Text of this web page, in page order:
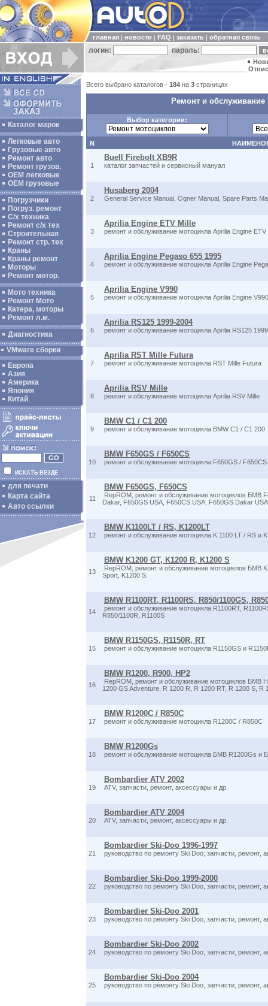
главная новости FAQ заказать обратная связь
логин: пароль:
Каталог марок
Легковые авто
Грузовые авто
Ремонт авто
Ремонт грузов.
ОЕМ легковые
OEM грузовые
Погрузчики
Погруз. ремонт
С/х техника
Ремонт с/х тех
Строительная
Ремонт стр. тех
Краны
Краны ремонт
Моторы
Ремонт мотор.
Мото техника
Ремонт Мото
Катера, моторы
Ремонт л.м.
Диагностика
VMware сборки
Европа
Азия
Америка
Япония
Китай
ИСКАТЬ ВЕЗДЕ
для печати
Карта сайта
Авто ссылки
Всего выбрано каталогов - 184 на 3 страницах
Ремонт и
Выбор категории:
N
1
Buell Firebolt XB9R
каталог запчастей и сервисный мануал
2
Husaberg 2004
General Service Manual, Oqner Manual, Spare Parts
3
Aprilia Engine ETV Mille
ремонт и обслуживание мотоцикла Aprilia Engine ETV
4
Aprilia Engine Pegaso 655 1995
ремонт и обслуживание мотоцикла Aprilia Engine
5
Aprilia Engine V990
ремонт и обслуживание мотоцикла Aprilia Engine V990
6
Aprilia RS125 1999-2004
ремонт и обслуживание мотоцикла Aprilia RS125
7
Aprilia RST Mille Futura
ремонт и обслуживание мотоцикла RST Mille Futura
8
Aprilia RSV Mille
ремонт и обслуживание мотоцикла Aprilia RSV Mille
9
BMW C1 / C1 200
ремонт и обслуживание мотоцикла BMW C1 / C1 200
10
BMW F650GS / F650CS
ремонт и обслуживание мотоцикла F650GS / F650CS
11
BMW F650GS, F650CS
RepROM, ремонт и обслуживание мотоциклов БМВ
Dakar, F650GS USA, F650CS USA, F650GS Dakar
12
BMW K1100LT / RS, K1200LT
ремонт и обслуживание мотоцикла K 1100 LT / RS и
13
BMW K1200 GT, K1200 R, K1200 S
RepROM, ремонт и обслуживание мотоциклов БМВ
Sport, K1200 S.
14
BMW R1100RT, R1100RS, R850/1100GS,
ремонт и обслуживание мотоцикла R1100RT,
R850/1100R, R1100S
15
BMW R1150GS, R1150R, RT
ремонт и обслуживание мотоцикла R1150GS и
16
BMW R1200, R900, HP2
RepROM, ремонт и обслуживание мотоциклов БМВ
1200 GS Adventure, R 1200 R, R 1200 RT, R 1200 S, R
17
BMW R1200C / R850C
ремонт и обслуживание мотоцикла R1200C / R850C
18
BMW R1200Gs
ремонт и обслуживание мотоцикла БМВ R1200Gs и
19
Bombardier ATV 2002
ATV, запчасти, ремонт, аксессуары и др.
20
Bombardier ATV 2004
ATV, запчасти, ремонт, аксессуары и др.
21
Bombardier Ski-Doo 1996-1997
руководство по ремонту Ski Doo, запчасти, ремонт,
22
Bombardier Ski-Doo 1999-2000
руководство по ремонту Ski Doo, запчасти, ремонт,
23
Bombardier Ski-Doo 2001
руководство по ремонту Ski Doo, запчасти, ремонт,
24
Bombardier Ski-Doo 2002
руководство по ремонту Ski Doo, запчасти, ремонт,
25
Bombardier Ski-Doo 2004
руководство по ремонту Ski Doo, запчасти, ремонт,